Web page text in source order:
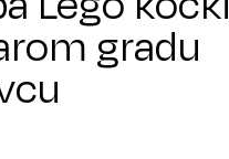
gradu